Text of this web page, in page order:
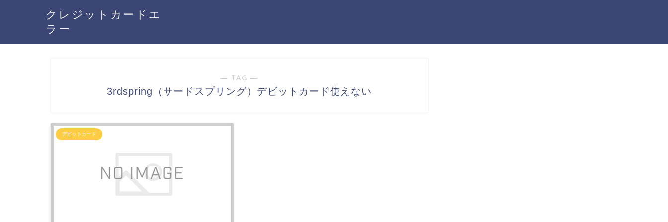
クレジットカードエ
ラー
― TAG ―
3rdspring（サードスプリング）デビットカード使えない
デビットカード